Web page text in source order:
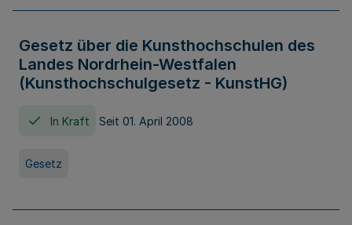
Gesetz über die Kunsthochschulen des
Landes Nordrhein-Westfalen
(Kunsthochschulgesetz - KunstHG)
In Kraft Seit 01. April 2008
Gesetz